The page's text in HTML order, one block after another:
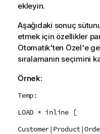
ekleyin.
Aşağıdaki sonuç
etmek için özellikler
Otomatik'ten Özel'e
sıralamanın seçimini
Örnek:
Temp:
LOAD * inline [